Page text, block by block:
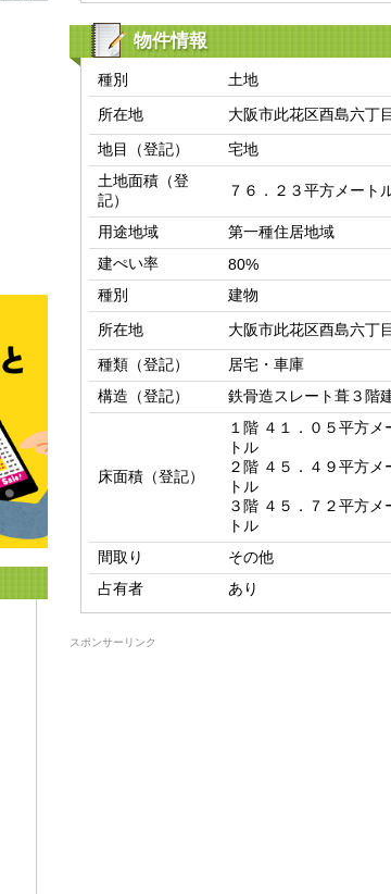
物件情報
種別 土地
所在地
大阪市此花区酉島六丁目
地目（登記）
宅地
土地面積（登
記）
７６．２３平方メート
用途地域
第一種住居地域
建ぺい率
80%
種別
建物
所在地
大阪市此花区酉島六丁目
種類（登記）
居宅・車庫
構造（登記）
鉄骨造スレート葺３階
床面積（登記）
１階 ４１．０５平方メ
トル
２階 ４５．４９平方メ
トル
３階 ４５．７２平方メ
トル
間取り
その他
占有者
あり
スポンサーリンク